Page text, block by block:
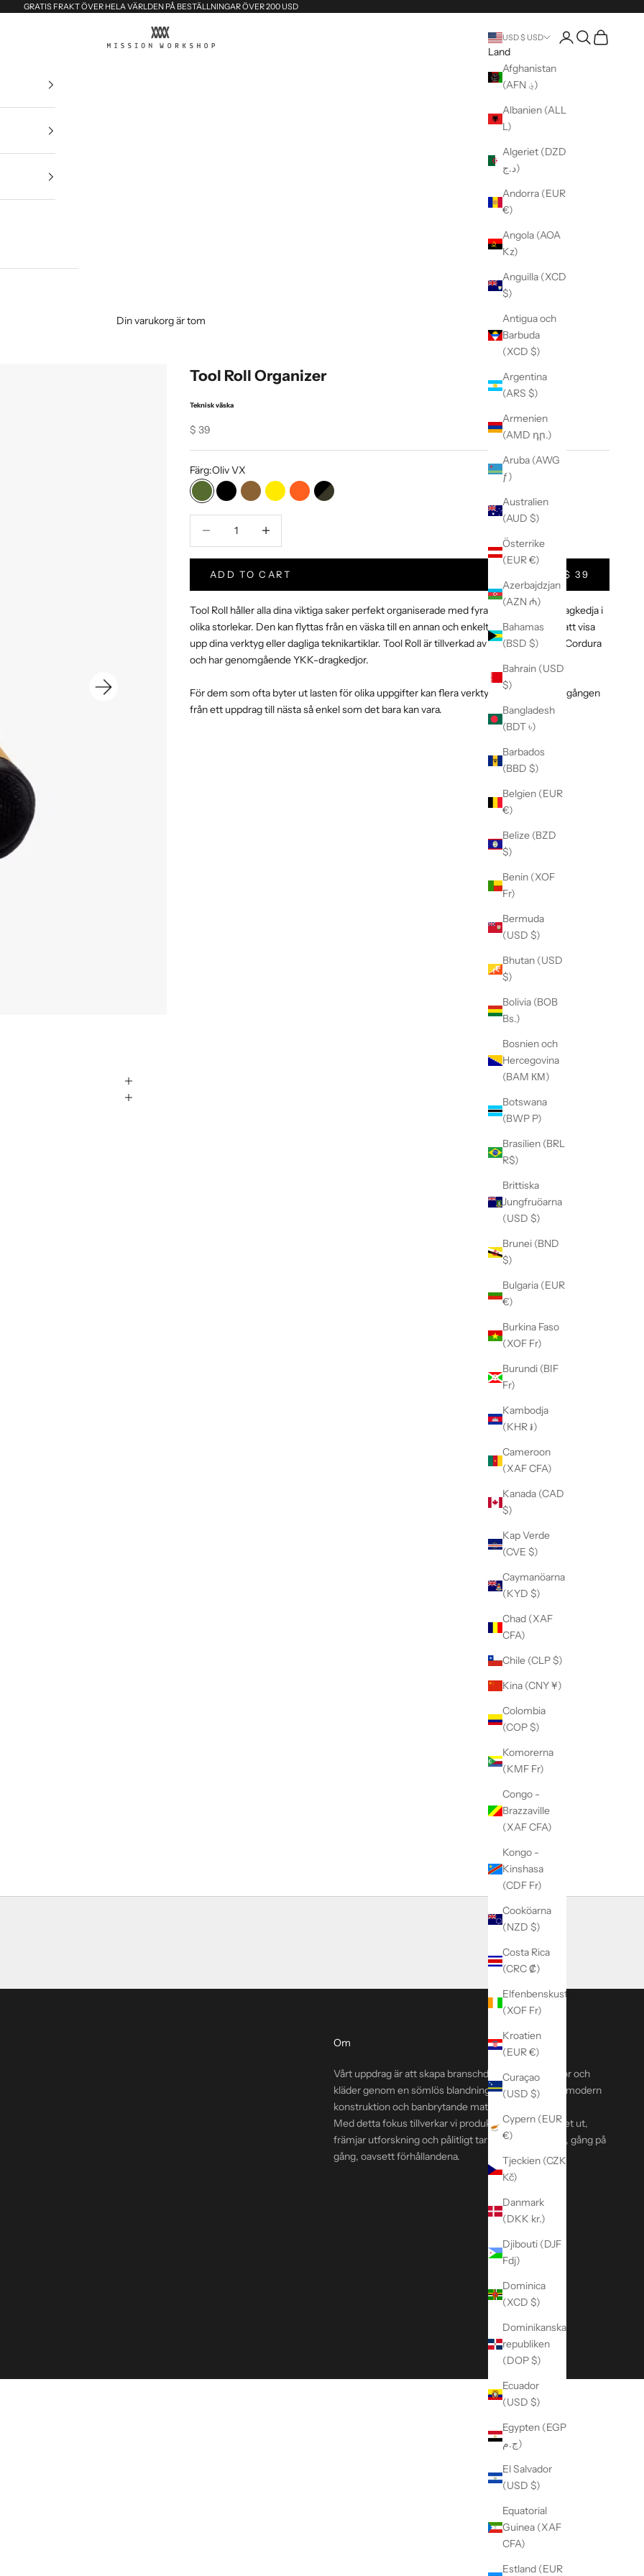
GRATIS FRAKT ÖVER HELA VÄRLDEN PÅ BESTÄLLNINGAR ÖVER 200 USD
MISSION WORKSHOP USD $ USD
Land
Afghanistan
(AFN ؋)
Albanien (ALL
L)
Algeriet (DZD
د.ج)
Andorra (EUR
€)
Angola (AOA
Kz)
Anguilla (XCD
$)
Antigua och
Barbuda
(XCD $)
Argentina
(ARS $)
Armenien
(AMD դր.)
Aruba (AWG
ƒ)
Australien
(AUD $)
Österrike
(EUR €)
Azerbajdzjan
(AZN ₼)
Bahamas
(BSD $)
Bahrain (USD
$)
Bangladesh
(BDT ৳)
Barbados
(BBD $)
Belgien (EUR
€)
Belize (BZD
$)
Benin (XOF
Fr)
Bermuda
(USD $)
Bhutan (USD
$)
Bolivia (BOB
Bs.)
Bosnien och
Hercegovina
(BAM КМ)
Botswana
(BWP P)
Brasilien (BRL
R$)
Brittiska
Jungfruöarna
(USD $)
Brunei (BND
$)
Bulgaria (EUR
€)
Burkina Faso
(XOF Fr)
Burundi (BIF
Fr)
Kambodja
(KHR ៛)
Cameroon
(XAF CFA)
Kanada (CAD
$)
Kap Verde
(CVE $)
Caymanöarna
(KYD $)
Chad (XAF
CFA)
Chile (CLP $)
Kina (CNY ¥)
Colombia
(COP $)
Komorerna
(KMF Fr)
Congo -
Brazzaville
(XAF CFA)
Kongo -
Kinshasa
(CDF Fr)
Cooköarna
(NZD $)
Costa Rica
(CRC ₡)
Elfenbenskusten
(XOF Fr)
Kroatien
(EUR €)
Curaçao
(USD $)
Cypern (EUR
€)
Tjeckien (CZK
Kč)
Danmark
(DKK kr.)
Djibouti (DJF
Fdj)
Dominica
(XCD $)
Dominikanska
republiken
(DOP $)
Ecuador
(USD $)
Egypten (EGP
ج.م)
El Salvador
(USD $)
Equatorial
Guinea (XAF
CFA)
Estland (EUR
Öppna kontosida
Öppen sökning
Öppen
Din varukorg är tom
Tool Roll Organizer
Teknisk väska
Sale price
$ 39
Färg:Oliv VX
Oliv VXSvart VXCoyote VX
Gul VXOrange VXSvart kamouflage
ADD TO CART $ 39
Tool Roll håller alla dina viktiga saker perfekt organiserade med fyra nätfickor med dragkedja i
olika storlekar. Den kan flyttas från en väska till en annan och enkelt öppnas platt för att visa
upp dina verktyg eller dagliga teknikartiklar. Tool Roll är tillverkad av XPAC VX21 eller Cordura
och har genomgående YKK-dragkedjor.
För dem som ofta byter ut lasten för olika uppgifter kan flera verktygsrullar göra övergången
från ett uppdrag till nästa så enkel som det bara kan vara.
Om
Vårt uppdrag är att skapa branschdefinierande väskor och
kläder genom en sömlös blandning av tidlös design, modern
konstruktion och banbrytande material.
Med detta fokus tillverkar vi produkter som håller livet ut,
främjar utforskning och pålitligt tar dig ut och tillbaka, gång på
gång, oavsett förhållandena.